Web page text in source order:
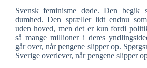
Svensk feminisme døde. Den begik
dumhed. Den spræller lidt endnu
uden hoved, men det er kun fordi
så mange millioner i deres
går over, når pengene slipper op.
Sverige overlever, når pengene slipper